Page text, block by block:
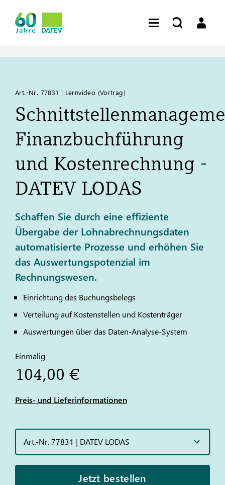
Art.-Nr. 77831 | Lernvideo (Vortrag)
Finanzbuchführung
und Kostenrechnung -
DATEV LODAS
Schaffen Sie durch eine effiziente
Übergabe der Lohnabrechnungsdaten
automatisierte Prozesse und erhöhen Sie
das Auswertungspotenzial im
Rechnungswesen.
Einrichtung des Buchungsbelegs
Verteilung auf Kostenstellen und Kostenträger
Auswertungen über das Daten-Analyse-System
Einmalig
104,00 €
Preis- und Lieferinformationen
Art.-Nr. 77831 | DATEV LODAS
Jetzt bestellen